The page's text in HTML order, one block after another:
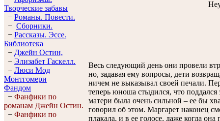
Творческие забавы
− Романы. Повести.
− Сборники.
− Рассказы. Эссe.
Библиотека
− Джейн Остин,
− Элизабет Гaскелл.
− Люси Мод
Монтгомери
Фандом
− Фанфики по
романам Джейн Остин.
− Фанфики по
Весь следующий день они провели
но, задавая ему вопросы, дети
ничем не выказывал своей печали.
теперь юноша стыдился, что
матери была очень сильной – ее бы
говорил об этом. Маргарет наконец
плакала, и в ее голосе, даже когда